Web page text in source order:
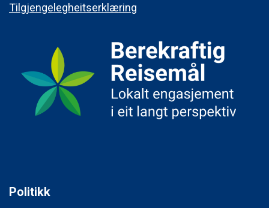
Tilgjengelegheitserklæring
Politikk